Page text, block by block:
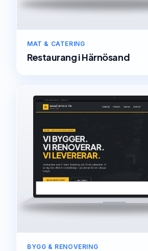
MAT & CATERING
RestaurangiHärnösand
BYGG & RENOVERING